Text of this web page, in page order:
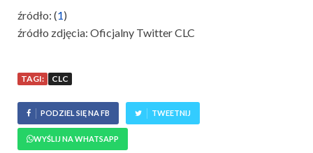
źródło: (1)
źródło zdjęcia: Oficjalny Twitter CLC
TAGI: CLC
PODZIEL SIĘ NA FB TWEETNIJ
WYŚLIJ NA WHATSAPP